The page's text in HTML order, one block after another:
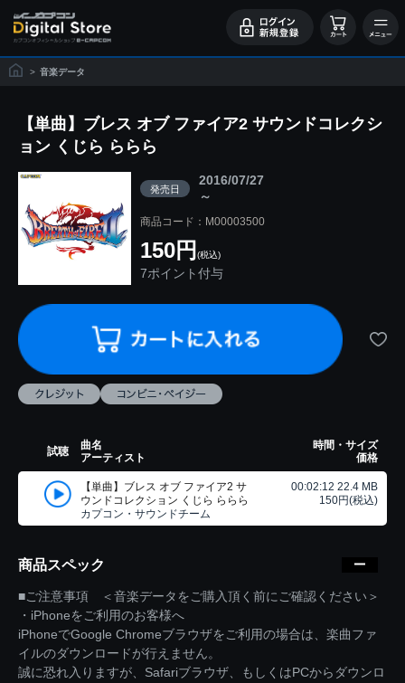
> 音楽データ
【単曲】ブレス オブ ファイア2 サウンドコレクシ
ョン くじら ららら
発売日
2016/07/27
～
商品コード：M00003500
150円 (税込)
7ポイント付与
試聴
曲名
アーティスト
時間・サイズ
価格
【単曲】ブレス オブ ファイア2 サ
ウンドコレクション くじら ららら
カプコン・サウンドチーム
00:02:12 22.4 MB
150円(税込)
商品スペック
■ご注意事項 ＜音楽データをご購入頂く前にご確認ください＞
・iPhoneをご利用のお客様へ
iPhoneでGoogle Chromeブラウザをご利用の場合は、楽曲ファ
イルのダウンロードが行えません。
誠に恐れ入りますが、Safariブラウザ、もしくはPCからダウンロ